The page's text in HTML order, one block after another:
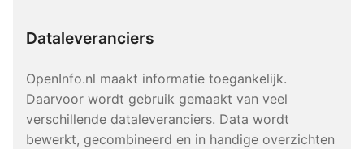
Dataleveranciers
OpenInfo.nl maakt informatie toegankelijk.
Daarvoor wordt gebruik gemaakt van veel
verschillende dataleveranciers. Data wordt
bewerkt, gecombineerd en in handige overzichten